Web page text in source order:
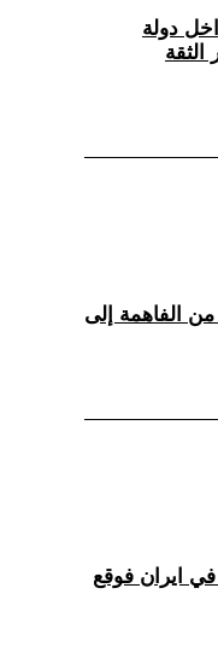
دولة
الفاهمة إلى
في ايران فوقع